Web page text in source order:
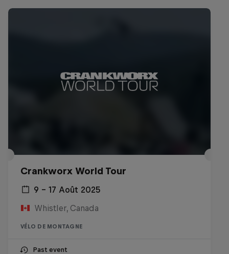
Crankworx World Tour
9 – 17 Août 2025
Whistler, Canada
VÉLO DE MONTAGNE
Past event